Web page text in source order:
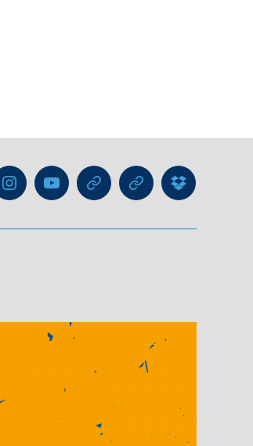
InstagramYouTubeGIPHYThreads
Trainer